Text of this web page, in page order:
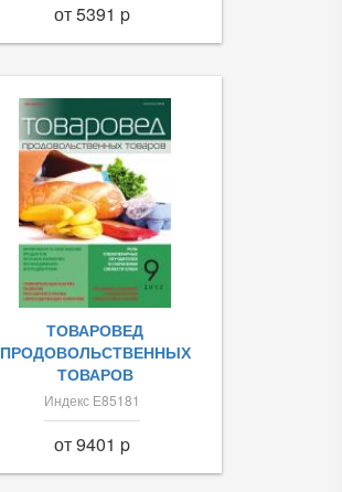
от 5391 p
ТОВАРОВЕД
ПРОДОВОЛЬСТВЕННЫХ
ТОВАРОВ
Индекс Е85181
от 9401 p